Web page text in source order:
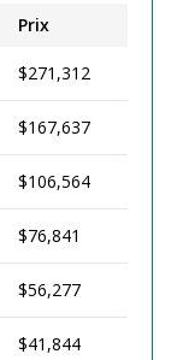
Prix
$271,312
$167,637
$106,564
$76,841
$56,277
$41,844